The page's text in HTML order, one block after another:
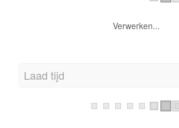
Verwerken...
Laad tijd